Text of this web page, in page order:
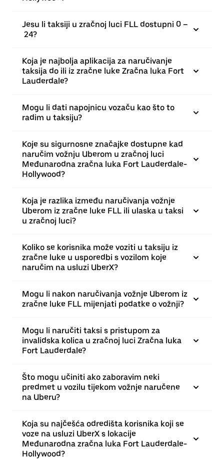
Jesu li taksiji u zračnoj luci FLL dostupni 0 –
24?
Koja je najbolja aplikacija za naručivanje
taksija do ili iz zračne luke Zračna luka Fort
Lauderdale?
Mogu li dati napojnicu vozaču kao što to
radim u taksiju?
Koje su sigurnosne značajke dostupne kad
naručim vožnju Uberom u zračnoj luci
Međunarodna zračna luka Fort Lauderdale-
Hollywood?
Koja je razlika između naručivanja vožnje
Uberom iz zračne luke FLL ili ulaska u taksi
u zračnoj luci?
Koliko se korisnika može voziti u taksiju iz
zračne luke u usporedbi s vozilom koje
naručim na usluzi UberX?
Mogu li nakon naručivanja vožnje Uberom iz
zračne luke FLL mijenjati podatke o vožnji?
Mogu li naručiti taksi s pristupom za
invalidska kolica u zračnoj luci Zračna luka
Fort Lauderdale?
Što mogu učiniti ako zaboravim neki
predmet u vozilu tijekom vožnje naručene
na Uberu?
Koja su najčešća odredišta korisnika koji se
voze na usluzi UberX s lokacije
Međunarodna zračna luka Fort Lauderdale-
Hollywood?